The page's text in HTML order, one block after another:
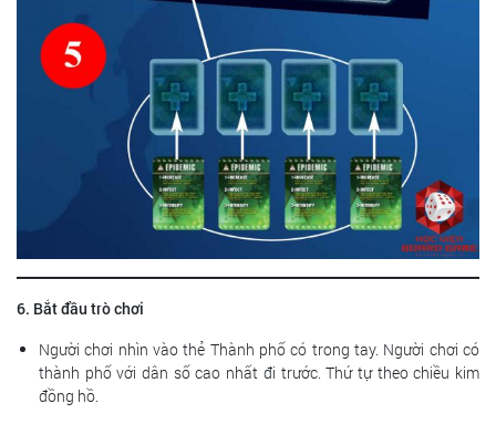
6. Bắt đầu trò chơi
Người chơi nhìn vào thẻ Thành phố có trong tay. Người chơi có
thành phố với dân số cao nhất đi trước. Thứ tự theo chiều kim
đồng hồ.